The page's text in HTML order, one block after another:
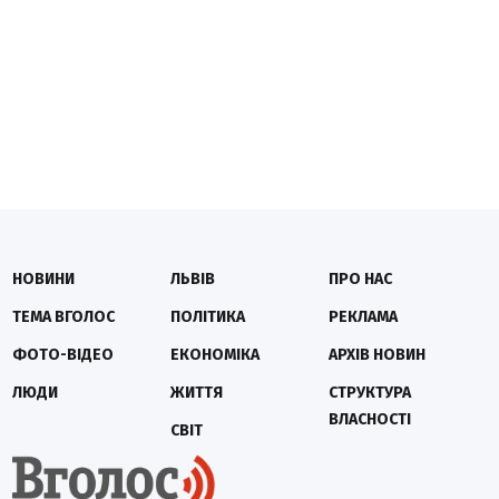
НОВИНИ
ТЕМА ВГОЛОС
ФОТО-ВІДЕО
ЛЮДИ
ЛЬВІВ
ПОЛІТИКА
ЕКОНОМІКА
ЖИТТЯ
СВІТ
ПРО НАС
РЕКЛАМА
АРХІВ НОВИН
СТРУКТУРА
ВЛАСНОСТІ